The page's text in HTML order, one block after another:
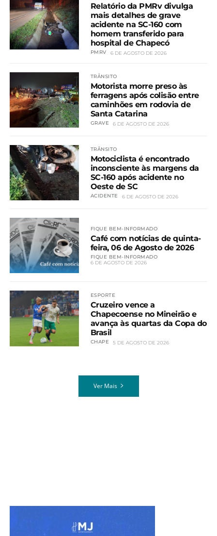
Relatório da PMRv divulga
mais detalhes de grave
acidente na SC-160 com
homem transferido para
hospital de Chapecó
PMRV 6 DE AGOSTO DE 2026
TRÂNSITO
Motorista morre preso às
ferragens após colisão entre
caminhões em rodovia de
Santa Catarina
GRAVE 6 DE AGOSTO DE 2026
TRÂNSITO
Motociclista é encontrado
inconsciente às margens da
SC-160 após acidente no
Oeste de SC
ACIDENTE 6 DE AGOSTO DE 2026
FIQUE BEM-INFORMADO
Café com notícias de quinta-
feira, 06 de Agosto de 2026
FIQUE BEM-INFORMADO
6 DE AGOSTO DE 2026
ESPORTE
Cruzeiro vence a
Chapecoense no Mineirão e
avança às quartas da Copa do
Brasil
CHAPE 5 DE AGOSTO DE 2026
Ver Mais